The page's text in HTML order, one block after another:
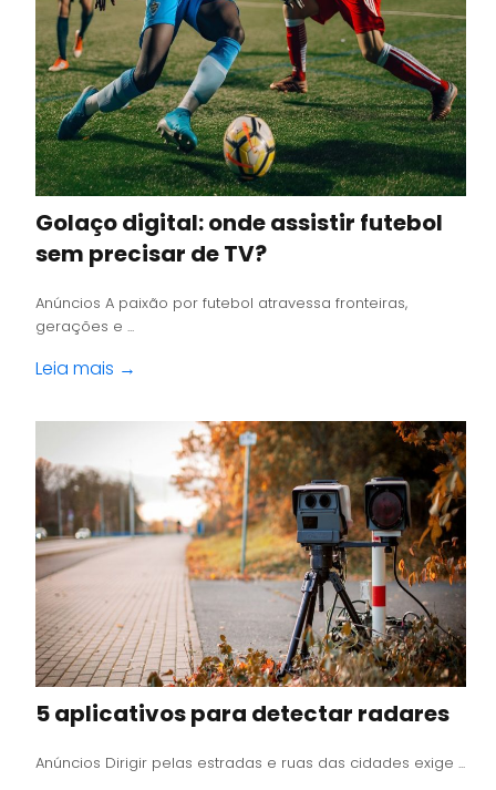
Golaço digital: onde assistir futebol
sem precisar de TV?
Anúncios A paixão por futebol atravessa fronteiras,
gerações e ...
Leia mais →
5 aplicativos para detectar radares
Anúncios Dirigir pelas estradas e ruas das cidades exige ...